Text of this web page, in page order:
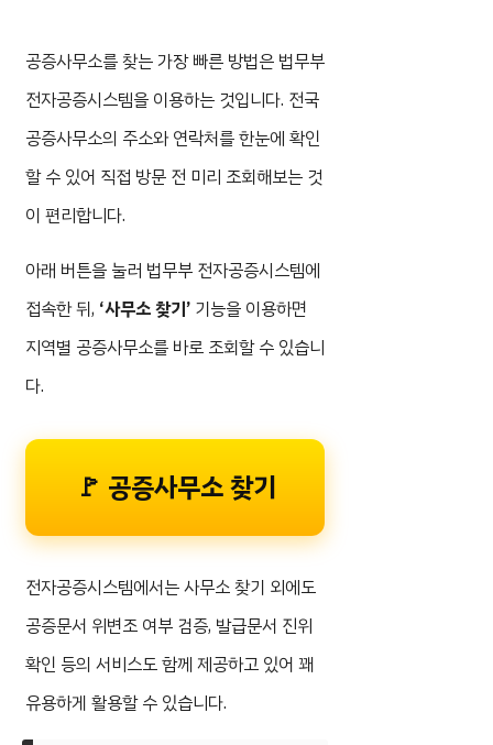
공증사무소를 찾는 가장 빠른 방법은 법무부
전자공증시스템을 이용하는 것입니다. 전국
공증사무소의 주소와 연락처를 한눈에 확인
할 수 있어 직접 방문 전 미리 조회해보는 것
이 편리합니다.
아래 버튼을 눌러 법무부 전자공증시스템에
접속한 뒤, ‘사무소 찾기’ 기능을 이용하면
지역별 공증사무소를 바로 조회할 수 있습니
다.
🚩 공증사무소 찾기
전자공증시스템에서는 사무소 찾기 외에도
공증문서 위변조 여부 검증, 발급문서 진위
확인 등의 서비스도 함께 제공하고 있어 꽤
유용하게 활용할 수 있습니다.